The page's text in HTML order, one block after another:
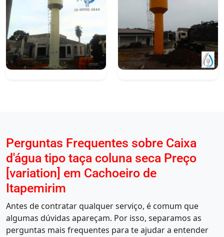
Perguntas Frequentes sobre Caixa
d'água tipo taça coluna seca Preço
[variation] em Cachoeiro de
Itapemirim
Antes de contratar qualquer serviço, é comum que
algumas dúvidas apareçam. Por isso, separamos as
perguntas mais frequentes para te ajudar a entender